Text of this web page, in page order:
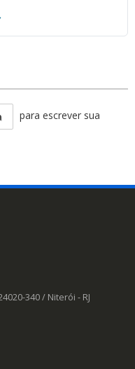
para escrever sua
340/ Niterói - RJ